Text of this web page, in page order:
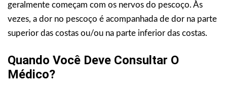
geralmente começam com os nervos do pescoço. Às
vezes, a dor no pescoço é acompanhada de dor na parte
superior das costas ou/ou na parte inferior das costas.
Quando Você Deve Consultar O
Médico?